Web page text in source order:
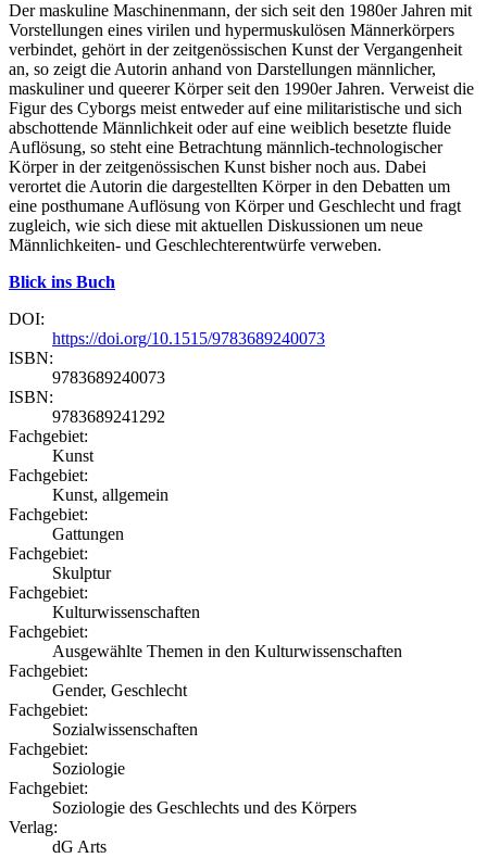
Der maskuline Maschinenmann, der sich seit den 1980er Jahren mit
Vorstellungen eines virilen und hypermuskulösen Männerkörpers
verbindet, gehört in der zeitgenössischen Kunst der Vergangenheit
an, so zeigt die Autorin anhand von Darstellungen männlicher,
maskuliner und queerer Körper seit den 1990er Jahren. Verweist die
Figur des Cyborgs meist entweder auf eine militaristische und sich
abschottende Männlichkeit oder auf eine weiblich besetzte fluide
Auflösung, so steht eine Betrachtung männlich-technologischer
Körper in der zeitgenössischen Kunst bisher noch aus. Dabei
verortet die Autorin die dargestellten Körper in den Debatten um
eine posthumane Auflösung von Körper und Geschlecht und fragt
zugleich, wie sich diese mit aktuellen Diskussionen um neue
Männlichkeiten- und Geschlechterentwürfe verweben.
Blick ins Buch
DOI:
https://doi.org/10.1515/9783689240073
ISBN:
9783689240073
ISBN:
9783689241292
Fachgebiet:
Kunst
Fachgebiet:
Kunst, allgemein
Fachgebiet:
Gattungen
Fachgebiet:
Skulptur
Fachgebiet:
Kulturwissenschaften
Fachgebiet:
Ausgewählte Themen in den Kulturwissenschaften
Fachgebiet:
Gender, Geschlecht
Fachgebiet:
Sozialwissenschaften
Fachgebiet:
Soziologie
Fachgebiet:
Soziologie des Geschlechts und des Körpers
Verlag:
dG Arts